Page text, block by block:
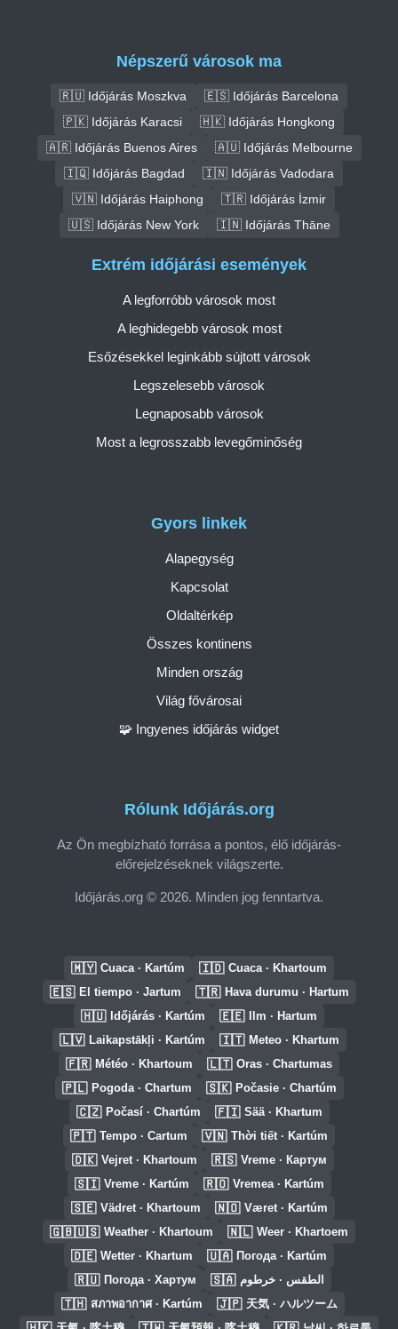
Népszerű városok ma
🇷🇺 Időjárás Moszkva
🇪🇸 Időjárás Barcelona
🇵🇰 Időjárás Karacsi
🇭🇰 Időjárás Hongkong
🇦🇷 Időjárás Buenos Aires
🇦🇺 Időjárás Melbourne
🇮🇶 Időjárás Bagdad
🇮🇳 Időjárás Vadodara
🇻🇳 Időjárás Haiphong
🇹🇷 Időjárás İzmir
🇺🇸 Időjárás New York
🇮🇳 Időjárás Thāne
Rólunk Időjárás.org
Az Ön megbízható forrása a pontos, élő időjárás-
előrejelzéseknek világszerte.
Időjárás.org © 2026. Minden jog fenntartva.
Gyors linkek
Alapegység
Kapcsolat
Oldaltérkép
Összes kontinens
Minden ország
Világ fővárosai
🧩 Ingyenes időjárás widget
Extrém időjárási események
A legforróbb városok most
A leghidegebb városok most
Esőzésekkel leginkább sújtott városok
Legszelesebb városok
Legnaposabb városok
Most a legrosszabb levegőminőség
🇲🇾 Cuaca · Kartúm 🇮🇩 Cuaca · Khartoum
🇪🇸 El tiempo · Jartum 🇹🇷 Hava durumu · Hartum
🇭🇺 Időjárás · Kartúm 🇪🇪 Ilm · Hartum
🇱🇻 Laikapstākļi · Kartúm 🇮🇹 Meteo · Khartum
🇫🇷 Météo · Khartoum 🇱🇹 Oras · Chartumas
🇵🇱 Pogoda · Chartum 🇸🇰 Počasie · Chartúm
🇨🇿 Počasí · Chartúm 🇫🇮 Sää · Khartum
🇵🇹 Tempo · Cartum 🇻🇳 Thời tiết · Kartúm
🇩🇰 Vejret · Khartoum 🇷🇸 Vreme · Картум
🇸🇮 Vreme · Kartúm 🇷🇴 Vremea · Kartúm
🇸🇪 Vädret · Khartoum 🇳🇴 Været · Kartúm
🇬🇧🇺🇸 Weather · Khartoum 🇳🇱 Weer · Khartoem
🇩🇪 Wetter · Khartum 🇺🇦 Погода · Kartúm
🇷🇺 Погода · Хартум 🇸🇦 الطقس · خرطوم
🇹🇭 สภาพอากาศ · Kartúm 🇯🇵 天気 · ハルツーム